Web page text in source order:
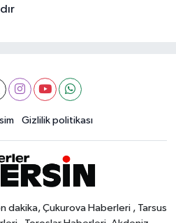
Gizlilik politikası
dakika, Çukurova Haberleri , Tarsus